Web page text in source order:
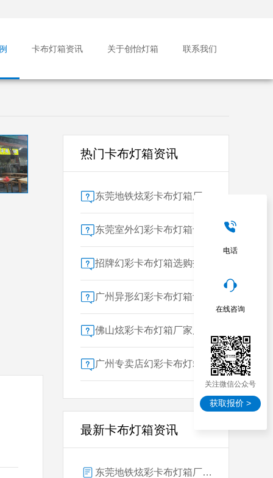
卡布灯箱资讯 关于创怡灯箱 联系我们
热门卡布灯箱资讯
广州专卖店幻彩卡布灯箱选购指南：一位广告总监的售后保障启示录
最新卡布灯箱资讯
东莞地铁炫彩卡布灯箱厂家售后保障对比指南：广告公司选型核心要素解析
电话
在线咨询
关注微信公众号
获取报价 >